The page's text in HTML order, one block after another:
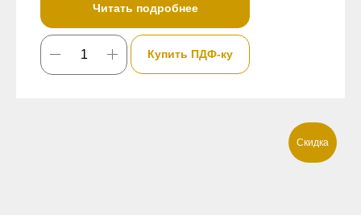
Читать подробнее
Купить ПДФ-ку
Скидка